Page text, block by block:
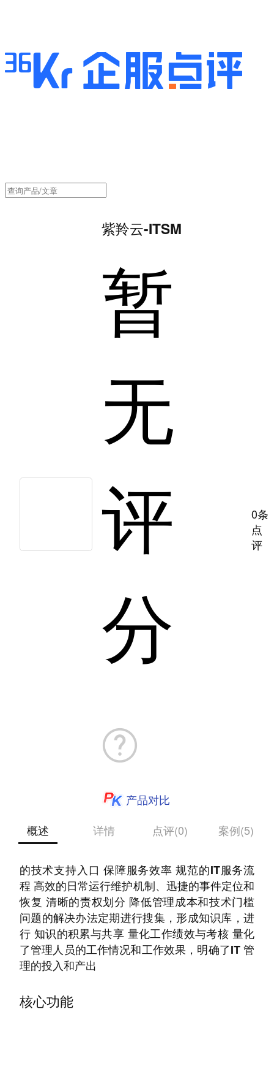
紫羚云-ITSM
暂
无
评
分
0条
点
评
产品对比
概述
详情 点评(0) 案例(5)
的技术支持入口 保障服务效率 规范的IT服务流
程 高效的日常运行维护机制、迅捷的事件定位和
恢复 清晰的责权划分 降低管理成本和技术门槛
问题的解决办法定期进行搜集，形成知识库，进
行 知识的积累与共享 量化工作绩效与考核 量化
了管理人员的工作情况和工作效果，明确了IT 管
理的投入和产出
核心功能